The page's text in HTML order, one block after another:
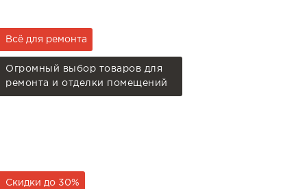
Всё для ремонта
Огромный выбор товаров для
ремонта и отделки помещений
Скидки до 30%